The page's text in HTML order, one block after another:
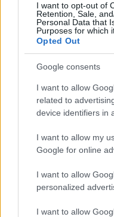
I want to opt-out of
Retention, Sale,
Personal Data that
Purposes for which
Opted Out
Google consents
I want to allow
related to
device identifiers in
I want to allow my
Google for online
I want to allow
personalized
I want to allow
AUTOMOBILE
Réparations automobiles
Infos Rédaction · 27 Août 2025